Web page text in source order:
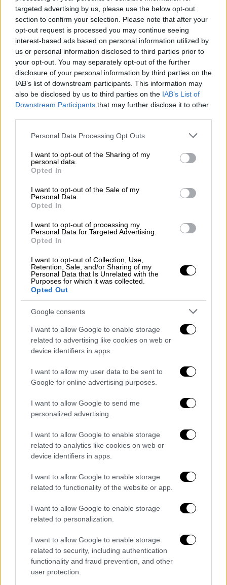
targeted advertising by us, please use the below opt-out
section to confirm your selection. Please note that after your
opt-out request is processed you may continue seeing
interest-based ads based on personal information utilized by
us or personal information disclosed to third parties prior to
your opt-out. You may separately opt-out of the further
disclosure of your personal information by third parties on the
IAB’s list of downstream participants. This information may
also be disclosed by us to third parties on the IAB’s List of
Downstream Participants that may further disclose it to other
Please note that this website/app uses one or more Google
not limited to your visit or usage behaviour. You may click to
grant or deny consent to Google and its third-party tags to
use your data for below specified purposes in below Google
consent section.
Personal Data Processing Opt Outs
I want to opt-out of the Sharing of my
personal data.
Opted In
I want to opt-out of the Sale of my
Personal Data.
Opted In
I want to opt-out of processing my
Personal Data for Targeted Advertising.
Opted In
I want to opt-out of Collection, Use,
Retention, Sale, and/or Sharing of my
Personal Data that Is Unrelated with the
Purposes for which it was collected.
Opted Out
Google consents
I want to allow Google to enable storage
related to advertising like cookies on web or
device identifiers in apps.
I want to allow my user data to be sent to
Google for online advertising purposes.
I want to allow Google to send me
personalized advertising.
I want to allow Google to enable storage
related to analytics like cookies on web or
device identifiers in apps.
I want to allow Google to enable storage
related to functionality of the website or app.
I want to allow Google to enable storage
related to personalization.
I want to allow Google to enable storage
related to security, including authentication
functionality and fraud prevention, and other
user protection.
που απομόνωσε τη δικτατορία διεθνώς».
ΠΟΛΙΤΙΣΜΟΣ 11.04.202010:16
Πέθανε ο Περικλής Κοροβέσης
«Με τον Περικλήπορευτήκαμε μαζί στα
πρώτα χρόνια του ΣΥΡΙΖΑ. Οι δρόμοι μας
χωρίσανε ωστόσο νωρίς και η κριτική του
ήταν πάντα αιχμηρή, αλλά ποτέ κακόβουλη»,
«Η κριτική του σκέψη, οαιχμηρός του λόγος,
ήταν πλούτος για την
Aριστερά και τον δημόσιο λόγο.Θα μας
λείψει», σημειώνει ο κ. Τσίπρας,
εκφράζοντας τα ειλικρινή συλλυπητήριά του
στους κοντινούς ανθρώπους του